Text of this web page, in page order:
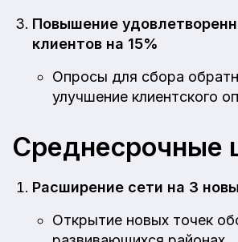
Повышение
клиентов на 15%
Опросы для сбора
улучшение клиентского
Среднесрочные
Расширение сети на 3
Открытие новых точек